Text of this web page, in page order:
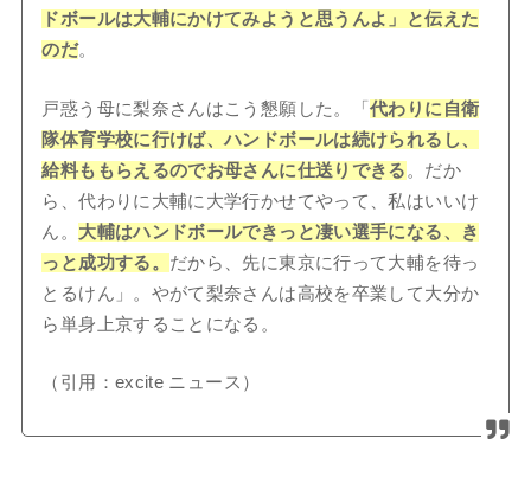
ドボールは大輔にかけてみようと思うんよ」と伝えた
のだ。
戸惑う母に梨奈さんはこう懇願した。「代わりに自衛
隊体育学校に行けば、ハンドボールは続けられるし、
給料ももらえるのでお母さんに仕送りできる 。だか
ら、代わりに大輔に大学行かせてやって、私はいいけ
ん。 大輔はハンドボールできっと凄い選手になる、き
っと成功する。 だから、先に東京に行って大輔を待っ
とるけん」。やがて梨奈さんは高校を卒業して大分か
ら単身上京することになる。
（引用：excite ニュース）